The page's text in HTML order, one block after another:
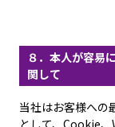
８．本人が容易
関して
当社はお客様への
として、Cookie